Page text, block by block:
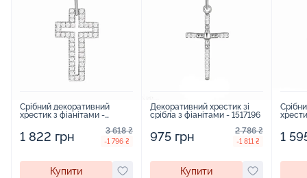
Срібний декоративний
хрестик з фіанітами -
1 822 грн 3 618 ₴
-1 796 ₴
Купити
Декоративний хрестик зі
срібла з фіанітами - 1517196
975 грн 2 786 ₴
-1 811 ₴
Купити
1